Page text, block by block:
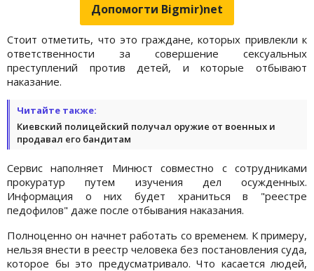
Допомогти Bigmir)net
Стоит отметить, что это граждане, которых привлекли к
ответственности за совершение сексуальных
преступлений против детей, и которые отбывают
наказание.
Читайте также:
Киевский полицейский получал оружие от военных и
продавал его бандитам
Сервис наполняет Минюст совместно с сотрудниками
прокуратур путем изучения дел осужденных.
Информация о них будет храниться в "реестре
педофилов" даже после отбывания наказания.
Полноценно он начнет работать со временем. К примеру,
нельзя внести в реестр человека без постановления суда,
которое бы это предусматривало. Что касается людей,